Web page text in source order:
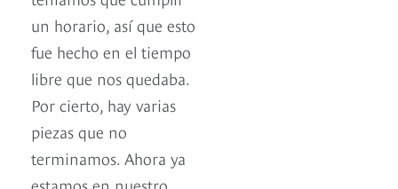
un horario, así que esto
fue hecho en el tiempo
libre que nos quedaba.
Por cierto, hay varias
piezas que no
terminamos. Ahora ya
estamos en nuestro